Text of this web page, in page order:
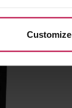
Customize